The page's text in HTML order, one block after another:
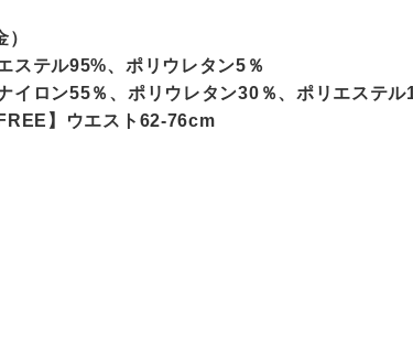
ステル95%、ポリウレタン5％
イロン55％、ポリウレタン30％、ポリエステル
】ウエスト62-76cm